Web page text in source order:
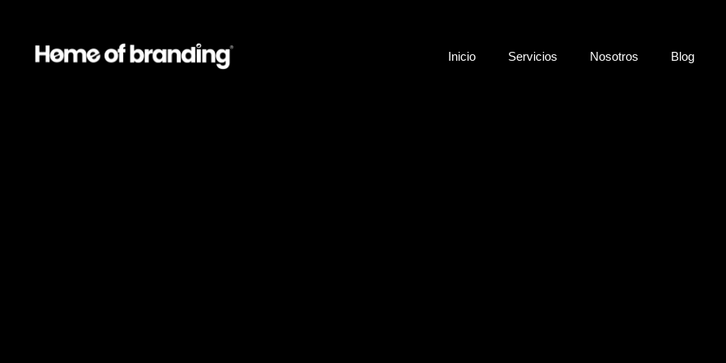
Inicio Servicios Nosotros Blog